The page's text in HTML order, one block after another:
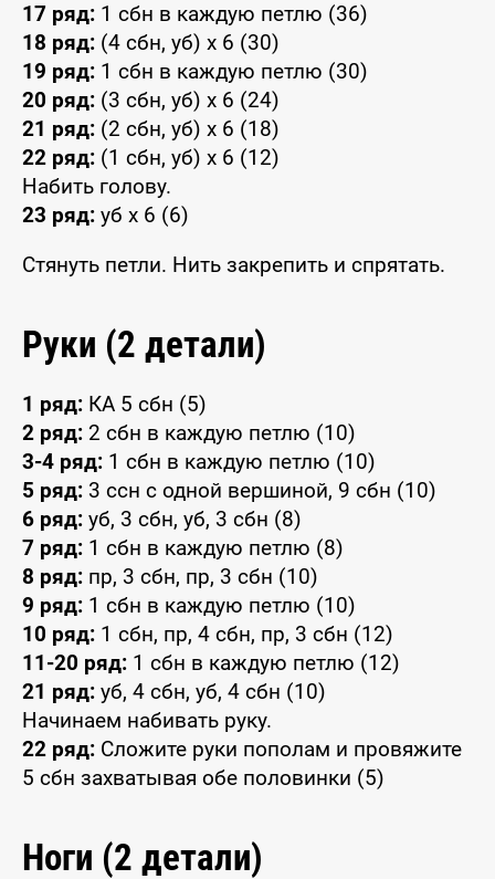
17 ряд: 1 сбн в каждую петлю (36)
18 ряд: (4 сбн, уб) x 6 (30)
19 ряд: 1 сбн в каждую петлю (30)
20 ряд: (3 сбн, уб) x 6 (24)
21 ряд: (2 сбн, уб) x 6 (18)
22 ряд: (1 сбн, уб) x 6 (12)
Набить голову.
23 ряд: уб x 6 (6)
Стянуть петли. Нить закрепить и спрятать.
Руки (2 детали)
1 ряд: КА 5 сбн (5)
2 ряд: 2 сбн в каждую петлю (10)
3-4 ряд: 1 сбн в каждую петлю (10)
5 ряд: 3 ссн с одной вершиной, 9 сбн (10)
6 ряд: уб, 3 сбн, уб, 3 сбн (8)
7 ряд: 1 сбн в каждую петлю (8)
8 ряд: пр, 3 сбн, пр, 3 сбн (10)
9 ряд: 1 сбн в каждую петлю (10)
10 ряд: 1 сбн, пр, 4 сбн, пр, 3 сбн (12)
11-20 ряд: 1 сбн в каждую петлю (12)
21 ряд: уб, 4 сбн, уб, 4 сбн (10)
Начинаем набивать руку.
22 ряд: Сложите руки пополам и провяжите
5 сбн захватывая обе половинки (5)
Ноги (2 детали)